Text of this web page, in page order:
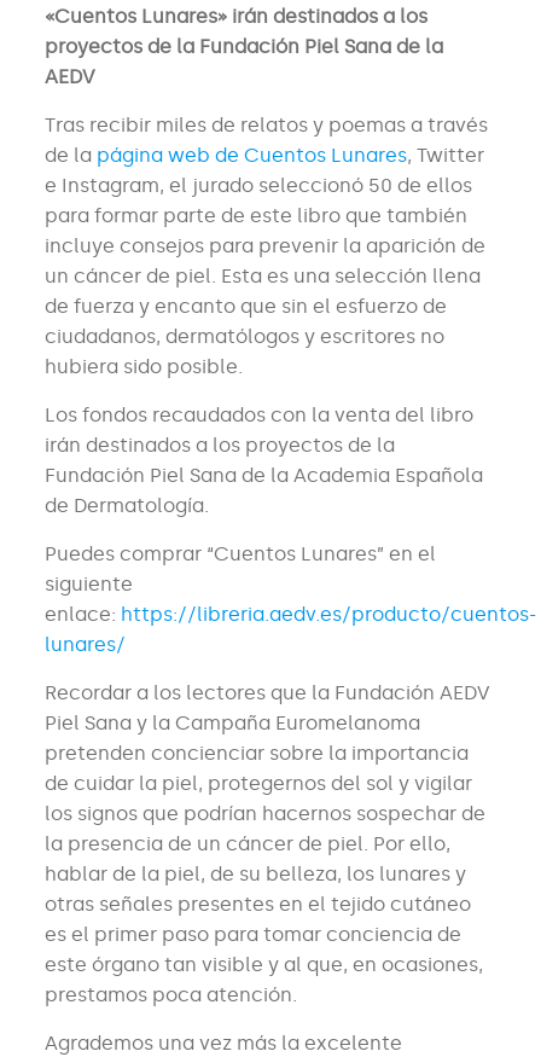
«Cuentos Lunares» irán destinados a los
proyectos de la Fundación Piel Sana de la
AEDV
Tras recibir miles de relatos y poemas a través
de la página web de Cuentos Lunares, Twitter
e Instagram, el jurado seleccionó 50 de ellos
para formar parte de este libro que también
incluye consejos para prevenir la aparición de
un cáncer de piel. Esta es una selección llena
de fuerza y encanto que sin el esfuerzo de
ciudadanos, dermatólogos y escritores no
hubiera sido posible.
Los fondos recaudados con la venta del libro
irán destinados a los proyectos de la
Fundación Piel Sana de la Academia Española
de Dermatología.
Puedes comprar “Cuentos Lunares” en el
siguiente
enlace: https://libreria.aedv.es/producto/cuentos-
lunares/
Recordar a los lectores que la Fundación AEDV
Piel Sana y la Campaña Euromelanoma
pretenden concienciar sobre la importancia
de cuidar la piel, protegernos del sol y vigilar
los signos que podrían hacernos sospechar de
la presencia de un cáncer de piel. Por ello,
hablar de la piel, de su belleza, los lunares y
otras señales presentes en el tejido cutáneo
es el primer paso para tomar conciencia de
este órgano tan visible y al que, en ocasiones,
prestamos poca atención.
Agrademos una vez más la excelente